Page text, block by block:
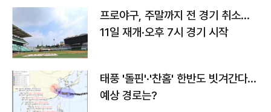
프로야구, 주말까지 전 경기 취소…
11일 재개·오후 7시 경기 시작
태풍 '돌핀'·'찬홈' 한반도 빗겨간다…
예상 경로는?